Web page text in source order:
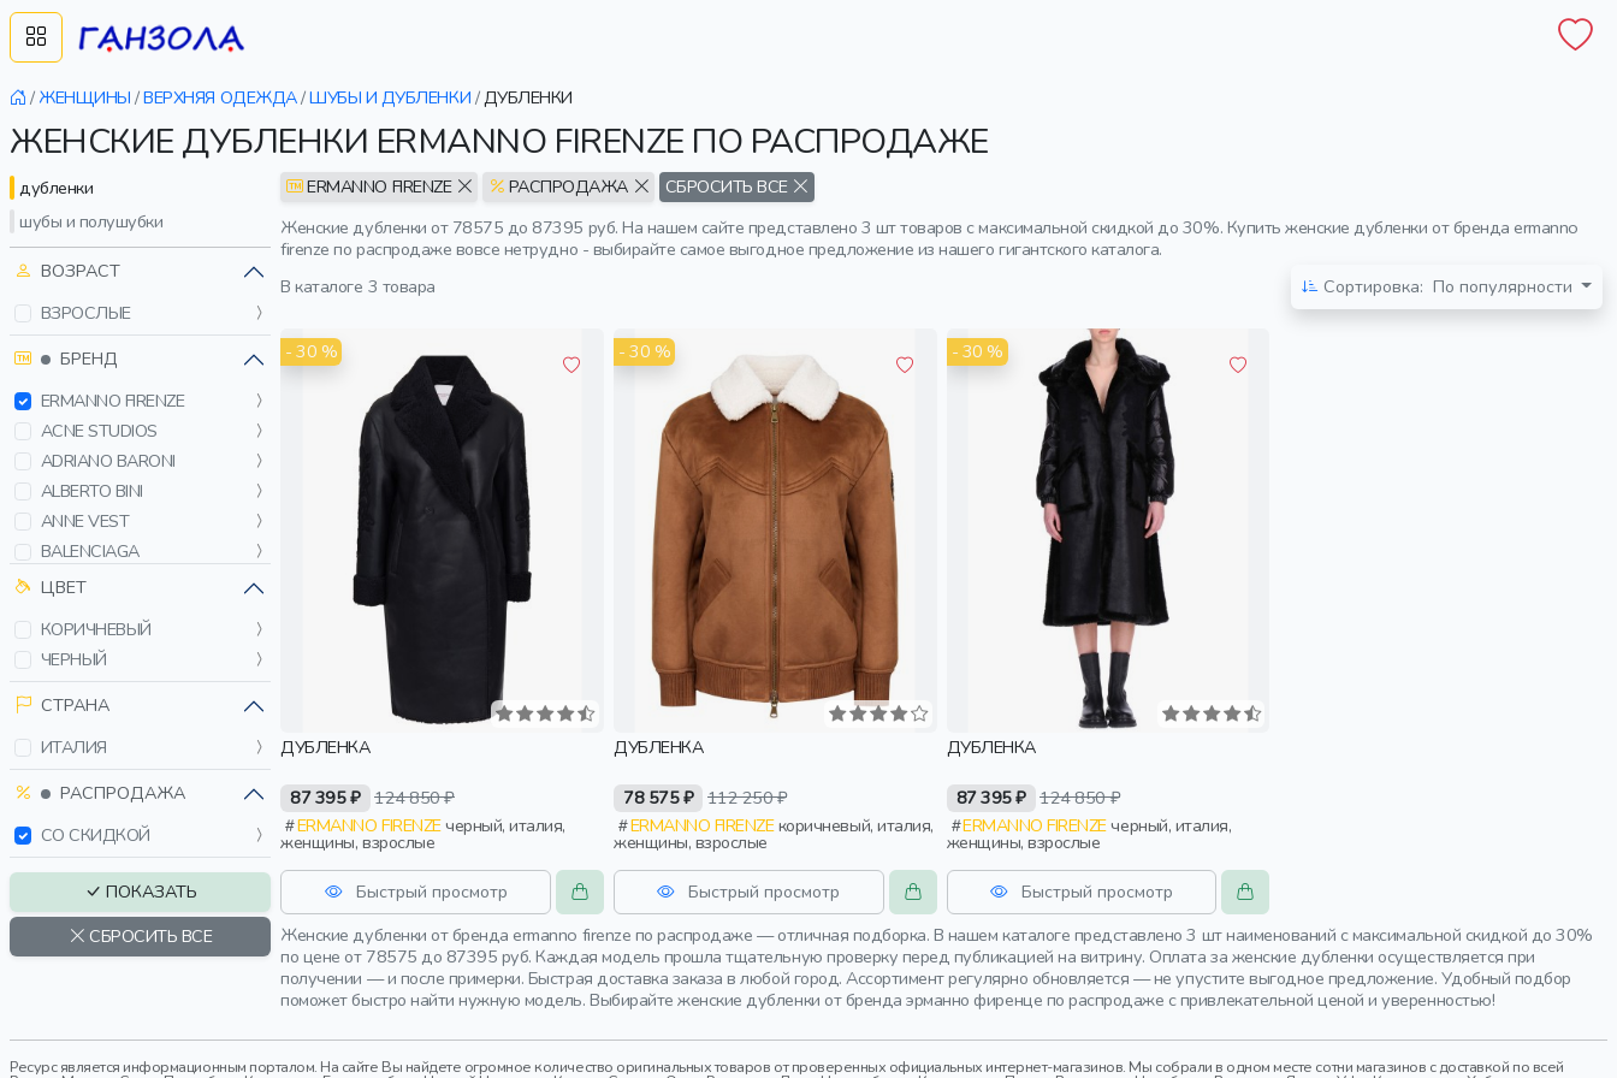
/ ЖЕНЩИНЫ /ВЕРХНЯЯ ОДЕЖДА/ШУБЫ И ДУБЛЕНКИ /ДУБЛЕНКИ
ЖЕНСКИЕ ДУБЛЕНКИ ERMANNO FIRENZE ПО РАСПРОДАЖЕ
дубленки
шубы и полушубки
ВОЗРАСТ
ВЗРОСЛЫЕ
БРЕНД
ERMANNO FIRENZE
ACNE STUDIOS
ADRIANO BARONI
ALBERTO BINI
ANNE VEST
BALENCIAGA
BRUNELLO CUCINELLI
DIEGO M
ELEVENTY
ERMANNO SCERVINO
HENRY BEGUELIN
ISABEL MARANT
LIU JO
LUISA SPAGNOLI
MANDELLI
MAX&MOI
VTMNTS
ЦВЕТ
КОРИЧНЕВЫЙ
ЧЕРНЫЙ
СТРАНА
ИТАЛИЯ
РАСПРОДАЖА
СО СКИДКОЙ
ПОКАЗАТЬ
СБРОСИТЬ ВСЕ
ERMANNO FIRENZE РАСПРОДАЖА
СБРОСИТЬ ВСЕ
Женские дубленки от 78575 до 87395 руб. На нашем сайте представлено 3 шт товаров с максимальной скидкой до 30%. Купить женские дубленки от бренда ermanno
firenze по распродаже вовсе нетрудно - выбирайте самое выгодное предложение из нашего гигантского каталога.
В каталоге 3 товара Сортировка: По популярности
- 30 %
ДУБЛЕНКА
87 395 ₽ 124 850 ₽
ERMANNO FIRENZEчерный, италия,
женщины, взрослые
Быстрый просмотр
- 30 %
ДУБЛЕНКА
78 575 ₽ 112 250 ₽
ERMANNO FIRENZEкоричневый, италия,
женщины, взрослые
Быстрый просмотр
- 30 %
ДУБЛЕНКА
87 395 ₽ 124 850 ₽
ERMANNO FIRENZEчерный, италия,
женщины, взрослые
Быстрый просмотр
Женские дубленки от бренда ermanno firenze по распродаже — отличная подборка. В нашем каталоге представлено 3 шт наименований с максимальной скидкой до 30%
по цене от 78575 до 87395 руб. Каждая модель прошла тщательную проверку перед публикацией на витрину. Оплата за женские дубленки осуществляется при
получении — и после примерки. Быстрая доставка заказа в любой город. Ассортимент регулярно обновляется — не упустите выгодное предложение. Удобный подбор
поможет быстро найти нужную модель. Выбирайте женские дубленки от бренда эрманно фиренце по распродаже с привлекательной ценой и уверенностью!
Ресурс является информационным порталом. На сайте Вы найдете огромное количество оригинальных товаров от проверенных официальных интернет-магазинов. Мы собрали в одном месте сотни магазинов с доставкой по всей